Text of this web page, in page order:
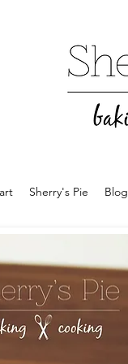
Sherry's Pie Blog